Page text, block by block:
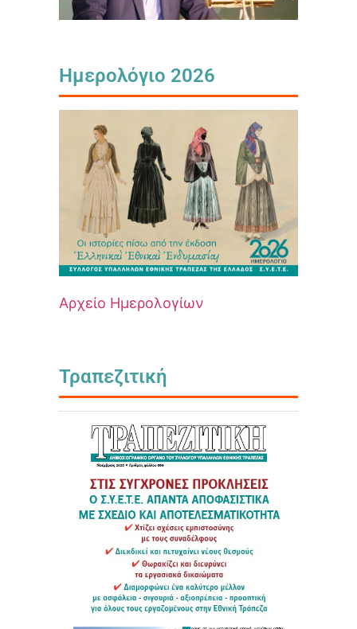
Ημερολόγιο 2026
Αρχείο Ημερολογίων
Τραπεζιτική